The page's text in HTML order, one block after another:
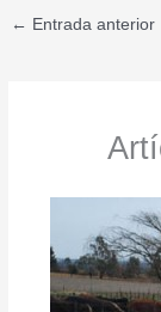
← Entrada anterior